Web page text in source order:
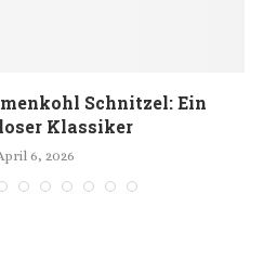
Schnitzel: Ein
Klassiker
6, 2026